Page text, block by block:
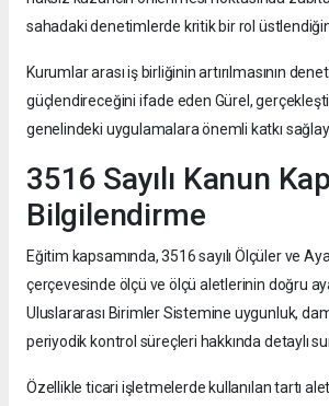
sahadaki denetimlerde kritik bir rol
Kurumlar arası iş birliğinin artırılmasının
güçlendireceğini ifade eden Gürel,
genelindeki uygulamalara önemli katkı
3516 Sayılı Kanun
Bilgilendirme
Eğitim kapsamında, 3516 sayılı Ölçüler ve
çerçevesinde ölçü ve ölçü aletlerinin doğru
Uluslararası Birimler Sistemine uygunluk,
periyodik kontrol süreçleri hakkında detaylı
Özellikle ticari işletmelerde kullanılan tartı